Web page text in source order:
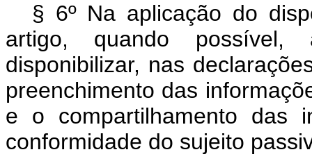
§ 6º Na aplicação do
artigo, quando possível,
disponibilizar, nas
preenchimento das
e o compartilhamento das
conformidade do sujeito